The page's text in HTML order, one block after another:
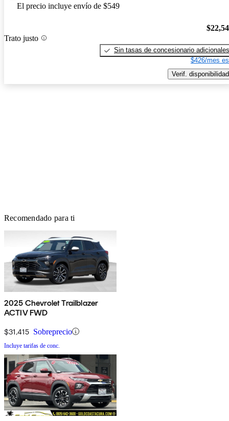
El precio incluye envío de $549
Trato justo
Sin tasas de concesionario adicionales
$426/mes
Verif. disponibilidad
Recomendado para ti
2025 Chevrolet Trailblazer
ACTIV FWD
$31,415 Sobreprecio
Incluye tarifas de conc.